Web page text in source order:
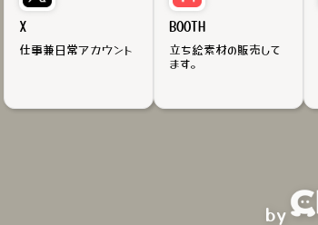
X
仕事兼日常アカウント
BOOTH
立ち絵素材の販売して
ます。
by